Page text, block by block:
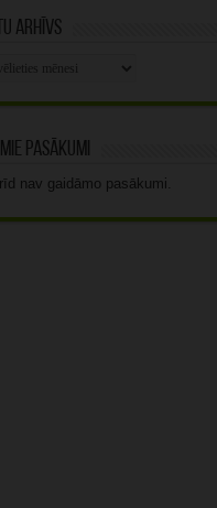
arhīvs
pasākumi
nav gaidāmo pasākumi.